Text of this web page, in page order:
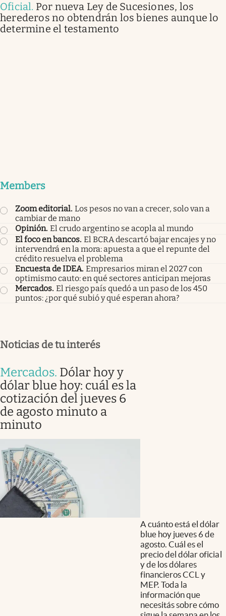
Oficial. Por nueva Ley de Sucesiones, los
herederos no obtendrán los bienes aunque lo
determine el testamento
Members
Zoom editorial. Los pesos no van a crecer, solo van a
cambiar de mano
Opinión. El crudo argentino se acopla al mundo
El foco en bancos. El BCRA descartó bajar encajes y no
intervendrá en la mora: apuesta a que el repunte del
crédito resuelva el problema
Encuesta de IDEA. Empresarios miran el 2027 con
optimismo cauto: en qué sectores anticipan mejoras
Mercados. El riesgo país quedó a un paso de los 450
puntos: ¿por qué subió y qué esperan ahora?
Noticias de tu interés
Mercados. Dólar hoy y
dólar blue hoy: cuál es la
cotización del jueves 6
de agosto minuto a
minuto
A cuánto está el dólar
blue hoy jueves 6 de
agosto. Cuál es el
precio del dólar oficial
y de los dólares
financieros CCL y
MEP. Toda la
información que
necesitás sobre cómo